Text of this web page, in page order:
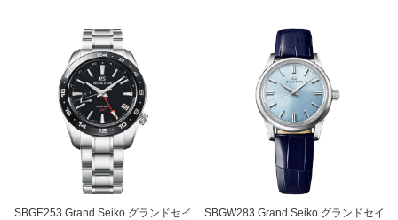
SBGE253 Grand Seiko グランドセイ
SBGW283 Grand Seiko グランドセイ